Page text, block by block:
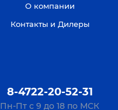
О компании
Контакты и Дилеры
8-4722-20-52-31
Пн-Пт с 9 до 18 по МСК